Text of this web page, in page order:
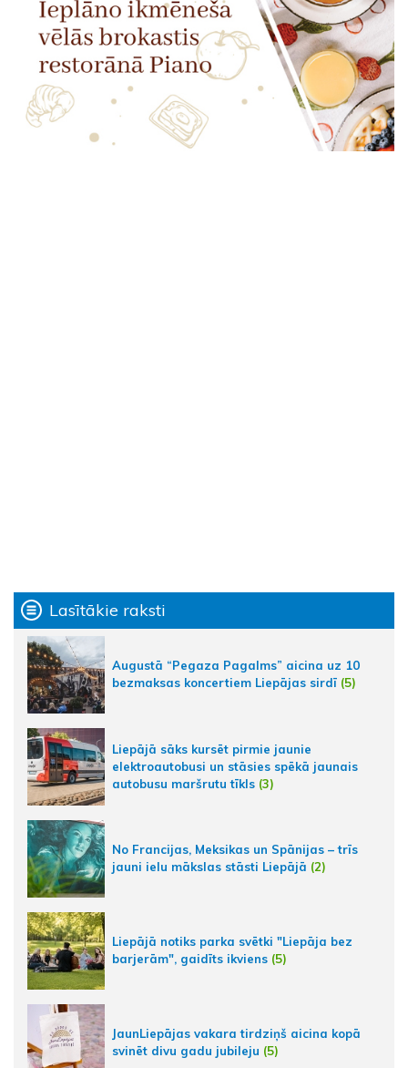
Lasītākie raksti
Augustā “Pegaza Pagalms” aicina uz 10
bezmaksas koncertiem Liepājas sirdī (5)
Liepājā sāks kursēt pirmie jaunie
elektroautobusi un stāsies spēkā jaunais
autobusu maršrutu tīkls (3)
No Francijas, Meksikas un Spānijas – trīs
jauni ielu mākslas stāsti Liepājā (2)
Liepājā notiks parka svētki "Liepāja bez
barjerām", gaidīts ikviens (5)
JaunLiepājas vakara tirdziņš aicina kopā
svinēt divu gadu jubileju (5)